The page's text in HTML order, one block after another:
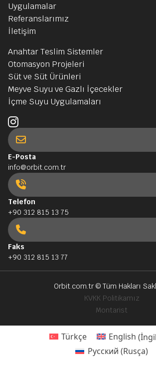
Uygulamalar
Referanslarımız
İletişim
Anahtar Teslim Sistemler
Otomasyon Projeleri
Süt ve Süt Ürünleri
Meyve Suyu ve Gazlı İçecekler
İçme Suyu Uygulamaları
E-Posta
info@orbit.com.tr
Telefon
+90 312 815 13 75
Faks
+90 312 815 13 77
Orbit.com.tr© Tüm Hakları
KVKK Politikamız
Montarist
Türkçe English (
Русский (Rusça)